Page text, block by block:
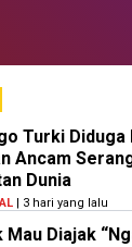
Turki
Ancam
Dunia
| 3 hari yang lalu
Mau Diajak